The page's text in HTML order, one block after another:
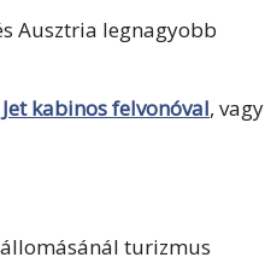
Ausztria legnagyobb
kabinos felvonóval, vagy
turizmus